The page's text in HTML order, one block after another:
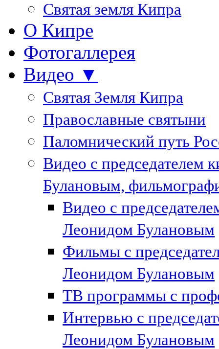
Святая земля Кипра
О Кипре
Фотогаллерея
Видео ▼
Святая Земля Кипра
Православные святыни
Паломнический путь
Видео с председателем
Булановым,
Видео с
Леонидом Булановым
Фильмы с
Леонидом Булановым
ТВ программы с
Интервью с
Леонидом Булановым